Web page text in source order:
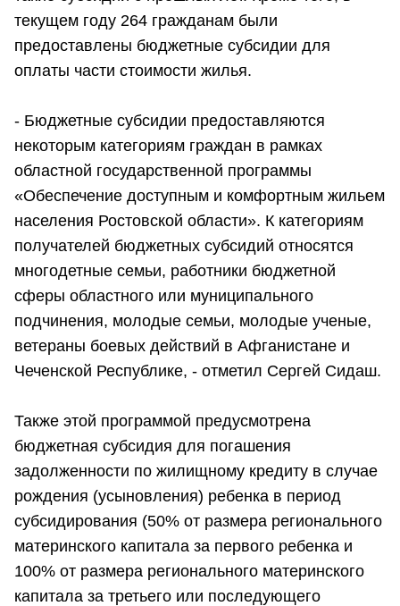
текущем году 264 гражданам были
предоставлены бюджетные субсидии для
оплаты части стоимости жилья.
- Бюджетные субсидии предоставляются
некоторым категориям граждан в рамках
областной государственной программы
«Обеспечение доступным и комфортным жильем
населения Ростовской области». К категориям
получателей бюджетных субсидий относятся
многодетные семьи, работники бюджетной
сферы областного или муниципального
подчинения, молодые семьи, молодые ученые,
ветераны боевых действий в Афганистане и
Чеченской Республике, - отметил Сергей Сидаш.
Также этой программой предусмотрена
бюджетная субсидия для погашения
задолженности по жилищному кредиту в случае
рождения (усыновления) ребенка в период
субсидирования (50% от размера регионального
материнского капитала за первого ребенка и
100% от размера регионального материнского
капитала за третьего или последующего